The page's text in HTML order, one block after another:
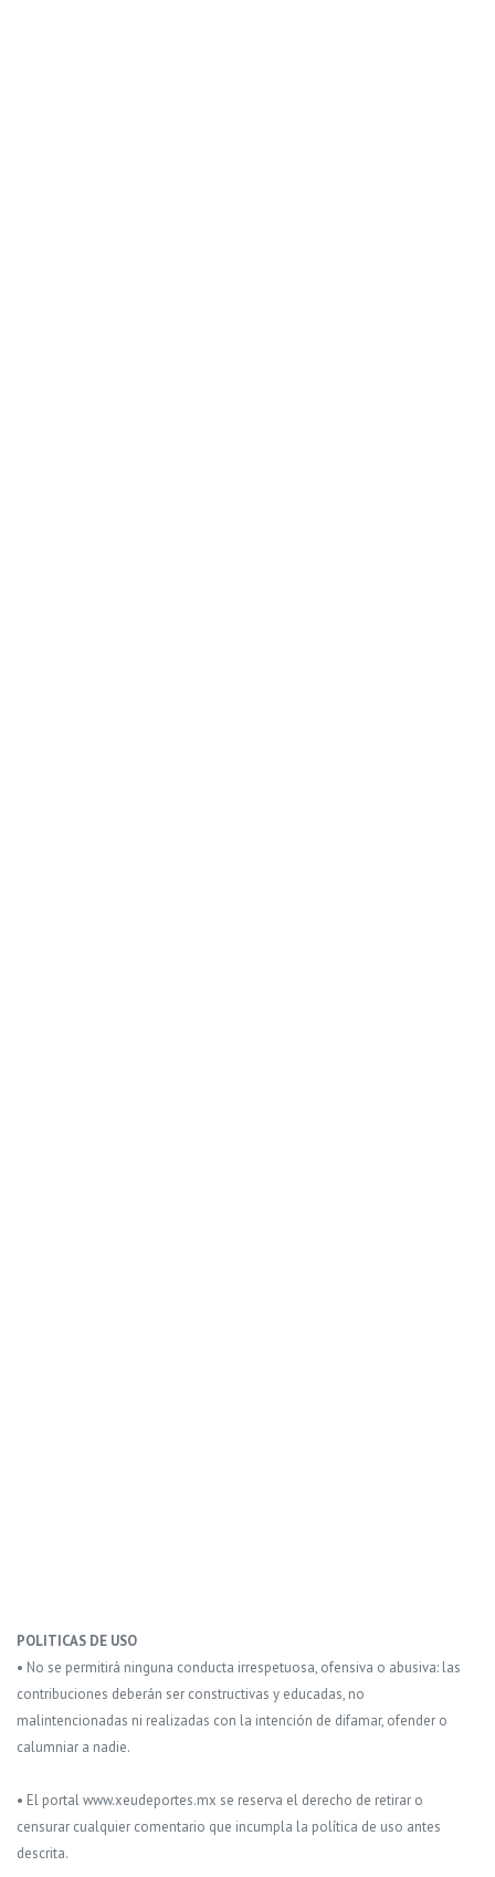
POLITICAS DE USO
• No se permitirá ninguna conducta irrespetuosa, ofensiva o abusiva: las
contribuciones deberán ser constructivas y educadas, no
malintencionadas ni realizadas con la intención de difamar, ofender o
calumniar a nadie.
• El portal www.xeudeportes.mx se reserva el derecho de retirar o
censurar cualquier comentario que incumpla la política de uso antes
descrita.